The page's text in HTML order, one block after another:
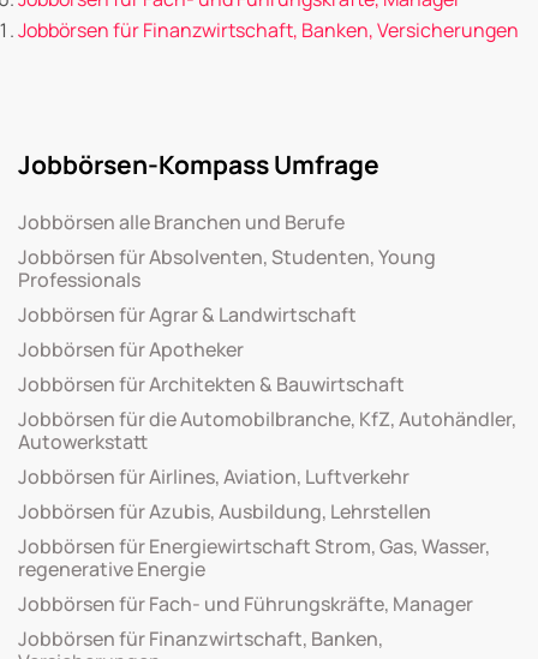
Jobbörsen für Finanzwirtschaft, Banken, Versicherungen
Jobbörsen-Kompass Umfrage
Jobbörsen alle Branchen und Berufe
Jobbörsen für Absolventen, Studenten, Young
Professionals
Jobbörsen für Agrar & Landwirtschaft
Jobbörsen für Apotheker
Jobbörsen für Architekten & Bauwirtschaft
Jobbörsen für die Automobilbranche, KfZ, Autohändler,
Autowerkstatt
Jobbörsen für Airlines, Aviation, Luftverkehr
Jobbörsen für Azubis, Ausbildung, Lehrstellen
Jobbörsen für Energiewirtschaft Strom, Gas, Wasser,
regenerative Energie
Jobbörsen für Fach- und Führungskräfte, Manager
Jobbörsen für Finanzwirtschaft, Banken,